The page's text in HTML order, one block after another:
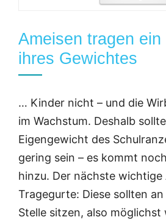
Ameisen tragen
ihres Gewichtes
… Kinder nicht – und die
im Wachstum. Deshalb
Eigengewicht des
gering sein – es kommt
hinzu. Der nächste wichtige
Tragegurte: Diese sollten
Stelle sitzen, also möglichst